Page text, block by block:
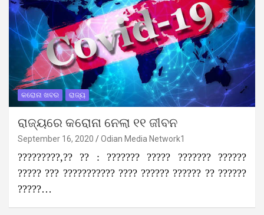
କରୋନା ଖବର ରାଜ୍ୟ
ରାଜ୍ୟରେ କରୋନା ନେଲା ୧୧ ଜୀବନ
September 16, 2020 Odian Media Network1
?????????,?? ?? : ??????? ????? ??????? ??????
????? ??? ??????????? ???? ?????? ?????? ?? ??????
?????…